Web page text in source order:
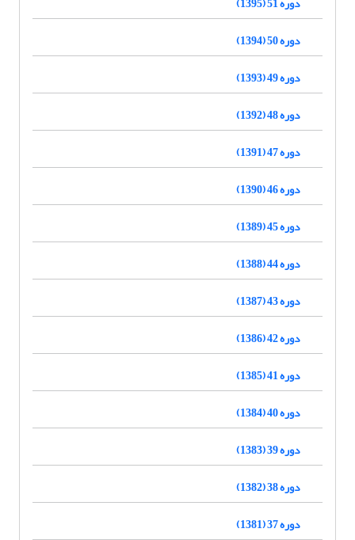
دوره 50 (1394)
دوره 49 (1393)
دوره 48 (1392)
دوره 47 (1391)
دوره 46 (1390)
دوره 45 (1389)
دوره 44 (1388)
دوره 43 (1387)
دوره 42 (1386)
دوره 41 (1385)
دوره 40 (1384)
دوره 39 (1383)
دوره 38 (1382)
دوره 37 (1381)